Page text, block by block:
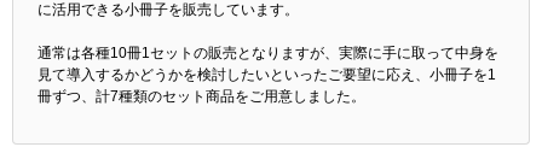
に活用できる小冊子を販売しています。
通常は各種10冊1セットの販売となりますが、実際に手に取って中身を
見て導入するかどうかを検討したいといったご要望に応え、小冊子を1
冊ずつ、計7種類のセット商品をご用意しました。